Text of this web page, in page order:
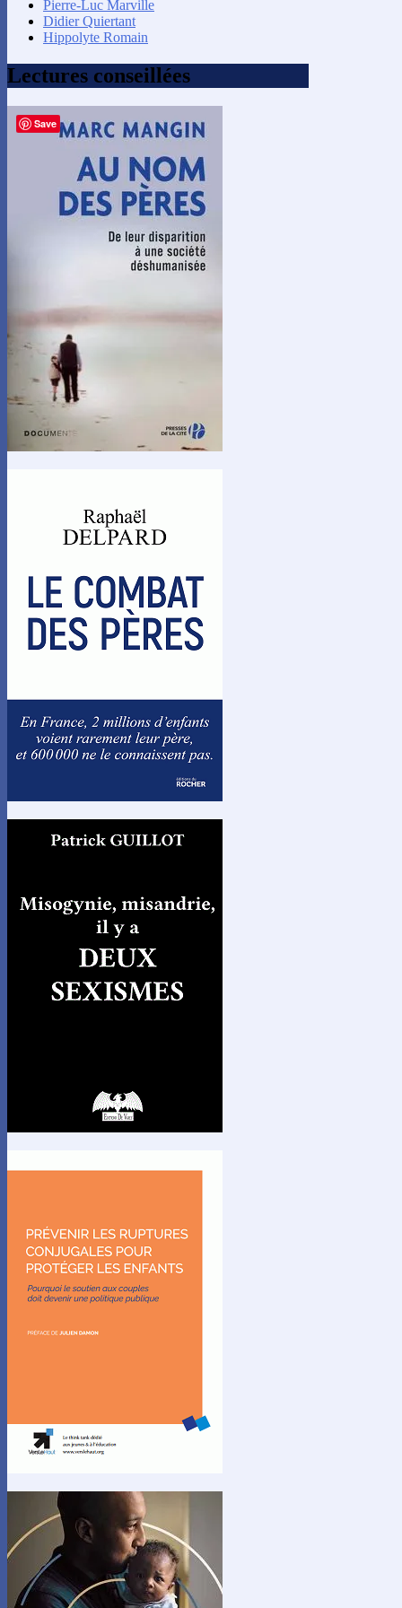
Pierre-Luc Marville
Didier Quiertant
Hippolyte Romain
Lectures conseillées
Save